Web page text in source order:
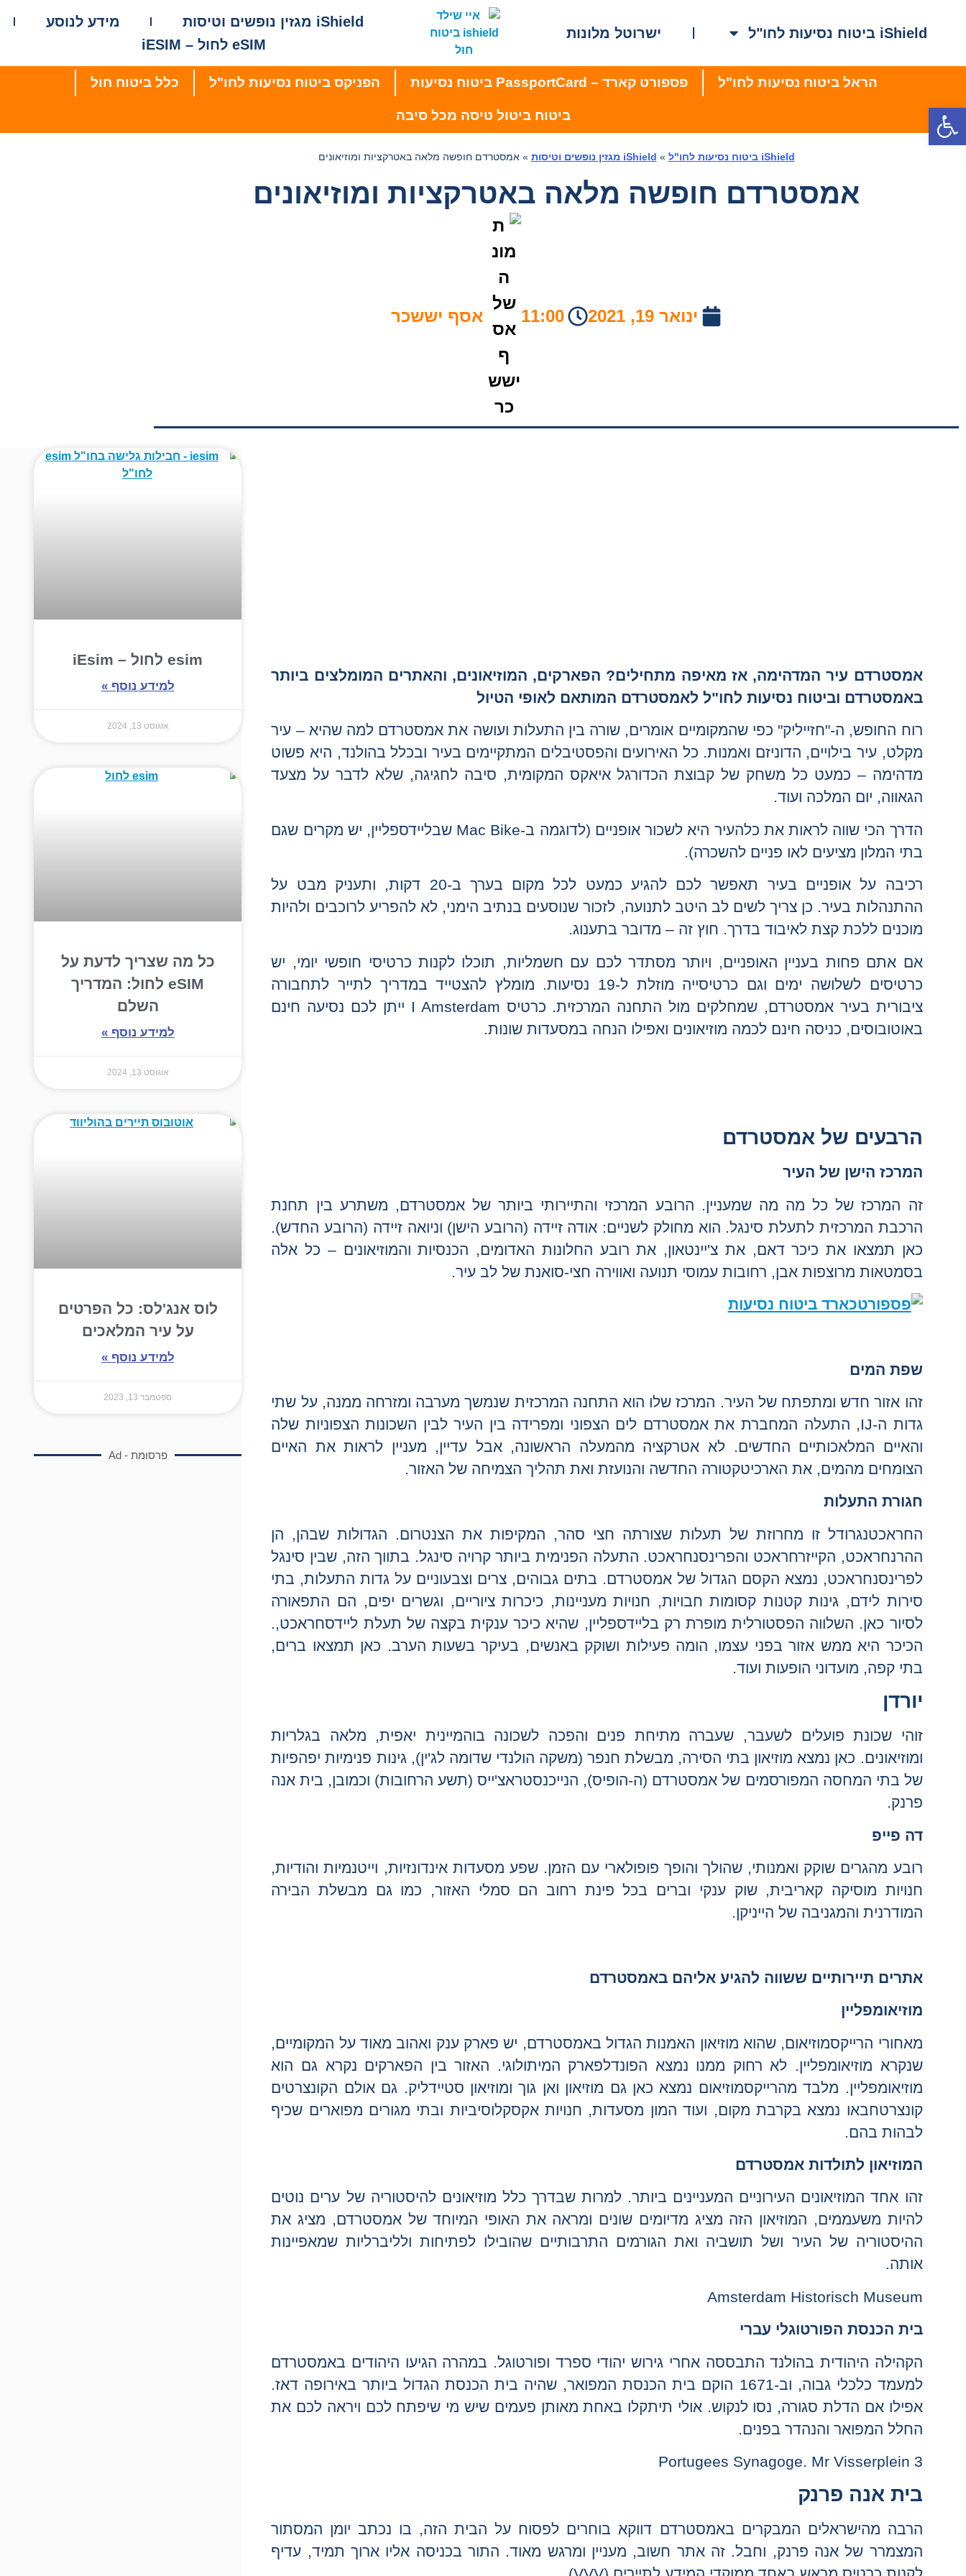
iShield ביטוח נסיעות לחו"ל ישרוטל מלונות
iShield מגזין נופשים וטיסות
מידע לנוסע
eSIM לחול – iESIM
הראל ביטוח נסיעות לחו"ל פספורט קארד – PassportCard ביטוח נסיעות הפניקס ביטוח נסיעות לחו"ל כלל ביטוח חול
ביטוח ביטול טיסה מכל סיבה
iShield ביטוח נסיעות לחו"ל » iShield מגזין נופשים וטיסות »אמסטרדם חופשה מלאה באטרקציות ומוזיאונים
אמסטרדם חופשה מלאה באטרקציות ומוזיאונים
ינואר 19, 2021 11:00 אסף יששכר
אמסטרדם עיר המדהימה, אז מאיפה מתחילים? הפארקים, המוזיאונים, והאתרים המומלצים ביותר
באמסטרדם וביטוח נסיעות לחו"ל לאמסטרדם המותאם לאופי הטיול
רוח החופש, ה-"חזייליק" כפי שהמקומיים אומרים, שורה בין התעלות ועושה את אמסטרדם למה שהיא – עיר
מקלט, עיר בילויים, הדוניזם ואמנות. כל האירועים והפסטיבלים המתקיימים בעיר ובכלל בהולנד, היא פשוט
מדהימה – כמעט כל משחק של קבוצת הכדורגל איאקס המקומית, סיבה לחגיגה, שלא לדבר על מצעד
הגאווה, יום המלכה ועוד.
הדרך הכי שווה לראות את כלהעיר היא לשכור אופניים (לדוגמה ב-Mac Bike שבליידספליין, יש מקרים שגם
בתי המלון מציעים לאו פניים להשכרה).
רכיבה על אופניים בעיר תאפשר לכם להגיע כמעט לכל מקום בערך ב-20 דקות, ותעניק מבט על
ההתנהלות בעיר. כן צריך לשים לב היטב לתנועה, לזכור שנוסעים בנתיב הימני, לא להפריע לרוכבים ולהיות
מוכנים ללכת קצת לאיבוד בדרך. חוץ זה – מדובר בתענוג.
אם אתם פחות בעניין האופניים, ויותר מסתדר לכם עם חשמליות, תוכלו לקנות כרטיסי חופשי יומי, יש
כרטיסים לשלושה ימים וגם כרטיסייה מוזלת ל-19 נסיעות. מומלץ להצטייד במדריך לתייר לתחבורה
ציבורית בעיר אמסטרדם, שמחלקים מול התחנה המרכזית. כרטיס I Amsterdam ייתן לכם נסיעה חינם
באוטובוסים, כניסה חינם לכמה מוזיאונים ואפילו הנחה במסעדות שונות.
הרבעים של אמסטרדם
המרכז הישן של העיר
זה המרכז של כל מה מה שמעניין. הרובע המרכזי והתיירותי ביותר של אמסטרדם, משתרע בין תחנת
הרכבת המרכזית לתעלת סינגל. הוא מחולק לשניים: אודה זיידה (הרובע הישן) וניואה זיידה (הרובע החדש).
כאן תמצאו את כיכר דאם, את צ'יינטאון, את רובע החלונות האדומים, הכנסיות והמוזיאונים – כל אלה
בסמטאות מרוצפות אבן, רחובות עמוסי תנועה ואווירה חצי-סואנת של לב עיר.
שפת המים
זהו אזור חדש ומתפתח של העיר. המרכז שלו הוא התחנה המרכזית שנמשך מערבה ומזרחה ממנה, על שתי
גדות ה-IJ, התעלה המחברת את אמסטרדם לים הצפוני ומפרידה בין העיר לבין השכונות הצפוניות שלה
והאיים המלאכותיים החדשים. לא אטרקציה מהמעלה הראשונה, אבל עדיין, מעניין לראות את האיים
הצומחים מהמים, את הארכיטקטורה החדשה והנועזת ואת תהליך הצמיחה של האזור.
חגורת התעלות
החראכטנגרודל זו מחרוזת של תעלות שצורתה חצי סהר, המקיפות את הצנטרום. הגדולות שבהן, הן
ההרנחראכט, הקייזרחראכט והפרינסנחראכט. התעלה הפנימית ביותר קרויה סינגל. בתווך הזה, שבין סינגל
לפרינסנחראכט, נמצא הקסם הגדול של אמסטרדם. בתים גבוהים, צרים וצבעוניים על גדות התעלות, בתי
סירות לידם, גינות קטנות קסומות חבויות, חנויות מעניינות, כיכרות ציוריים, וגשרים יפים, הם התפאורה
לסיור כאן. השלווה הפסטורלית מופרת רק בליידספליין, שהיא כיכר ענקית בקצה של תעלת ליידסחראכט,.
הכיכר היא ממש אזור בפני עצמו, הומה פעילות ושוקק באנשים, בעיקר בשעות הערב. כאן תמצאו ברים,
בתי קפה, מועדוני הופעות ועוד.
יורדן
זוהי שכונת פועלים לשעבר, שעברה מתיחת פנים והפכה לשכונה בוהמיינית יאפית, מלאה בגלריות
ומוזיאונים. כאן נמצא מוזיאון בתי הסירה, מבשלת חנפר (משקה הולנדי שדומה לג'ין), גינות פנימיות יפהפיות
של בתי המחסה המפורסמים של אמסטרדם (ה-הופיס), הנייכנסטראצ'ייס (תשע הרחובות) וכמובן, בית אנה
פרנק.
דה פייפ
רובע מהגרים שוקק ואמנותי, שהולך והופך פופולארי עם הזמן. שפע מסעדות אינדונזיות, וייטנמיות והודיות,
חנויות מוסיקה קאריבית, שוק ענקי וברים בכל פינת רחוב הם סמלי האזור, כמו גם מבשלת הבירה
המודרנית והמגניבה של הייניקן.
אתרים תיירותיים ששווה להגיע אליהם באמסטרדם
מוזיאומפליין
מאחורי הרייקסמוזיאום, שהוא מוזיאון האמנות הגדול באמסטרדם, יש פארק ענק ואהוב מאוד על המקומיים,
שנקרא מוזיאומפליין. לא רחוק ממנו נמצא הפונדלפארק המיתולוגי. האזור בין הפארקים נקרא גם הוא
מוזיאומפליין. מלבד מהרייקסמוזיאום נמצא כאן גם מוזיאון ואן גוך ומוזיאון סטיידליק. גם אולם הקונצרטים
קונצרטחבאו נמצא בקרבת מקום, ועוד המון מסעדות, חנויות אקסקלוסיביות ובתי מגורים מפוארים שכיף
לבהות בהם.
המוזיאון לתולדות אמסטרדם
זהו אחד המוזיאונים העירוניים המעניינים ביותר. למרות שבדרך כלל מוזיאונים להיסטוריה של ערים נוטים
להיות משעממים, המוזיאון הזה מציג מדיומים שונים ומראה את האופי המיוחד של אמסטרדם, מציג את
ההיסטוריה של העיר ושל תושביה ואת הגורמים התרבותיים שהובילו לפתיחות ולליברליות שמאפיינות
אותה.
Amsterdam Historisch Museum
בית הכנסת הפורטוגלי עברי
הקהילה היהודית בהולנד התבססה אחרי גירוש יהודי ספרד ופורטוגל. במהרה הגיעו היהודים באמסטרדם
למעמד כלכלי גבוה, וב-1671 הוקם בית הכנסת המפואר, שהיה בית הכנסת הגדול ביותר באירופה דאז.
אפילו אם הדלת סגורה, נסו לנקוש. אולי תיתקלו באחת מאותן פעמים שיש מי שיפתח לכם ויראה לכם את
החלל המפואר והנהדר בפנים.
Portugees Synagoge. Mr Visserplein 3
בית אנה פרנק
הרבה מהישראלים המבקרים באמסטרדם דווקא בוחרים לפסוח על הבית הזה, בו נכתב יומן המסתור
המצמרר של אנה פרנק, וחבל. זה אתר חשוב, מעניין ומרגש מאוד. התור בכניסה אליו ארוך תמיד, עדיף
esim לחול – iEsim
למידע נוסף »
אוגוסט 13, 2024
כל מה שצריך לדעת על
eSIM לחול: המדריך
השלם
למידע נוסף »
אוגוסט 13, 2024
לוס אנג'לס: כל הפרטים
על עיר המלאכים
למידע נוסף »
ספטמבר 13, 2023
פרסומת - Ad
פתח סרגל נגישות